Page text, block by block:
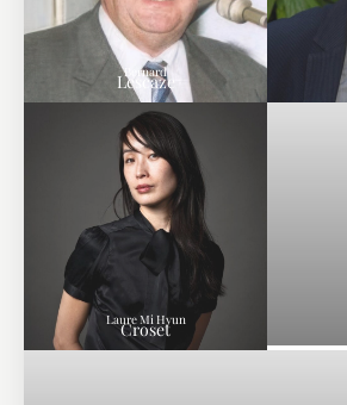
Bernard
Lescaze
Laure Mi Hyun
Croset